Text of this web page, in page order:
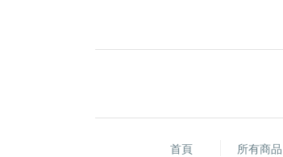
首頁 所有商品